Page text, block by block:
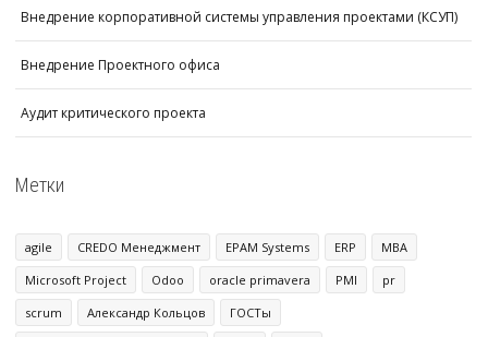
Внедрение корпоративной системы управления проектами (КСУП)
Внедрение Проектного офиса
Аудит критического проекта
Метки
agile CREDO Менеджмент EPAM Systems ERP
MBA
Microsoft Project
Odoo oracle primavera PMI
pr
scrum
Александр Кольцов
ГОСТы